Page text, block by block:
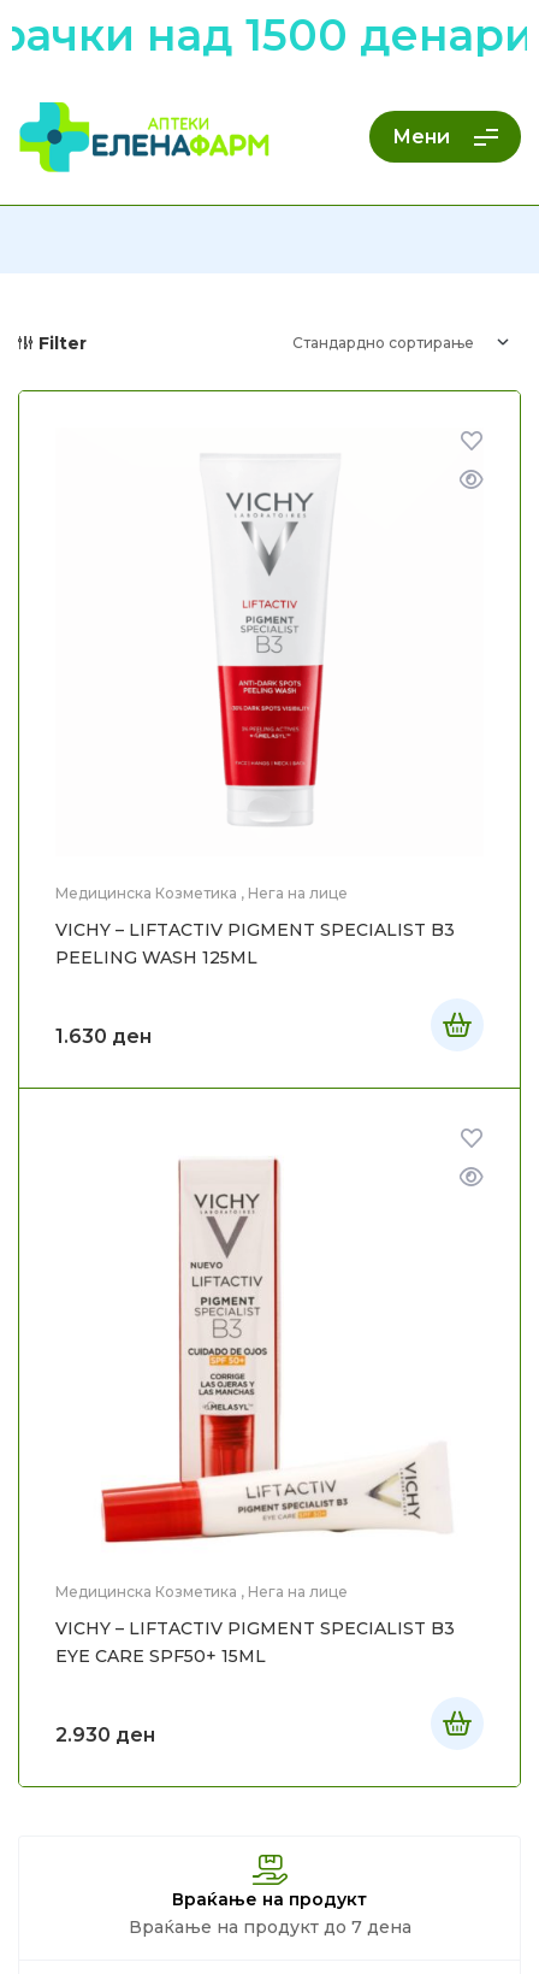
над 1500 денари
Мени
Filter
Медицинска Козметика , Нега на лице
VICHY – LIFTACTIV PIGMENT SPECIALIST B3
PEELING WASH 125ML
1.630 ден
Медицинска Козметика , Нега на лице
VICHY – LIFTACTIV PIGMENT SPECIALIST B3
EYE CARE SPF50+ 15ML
2.930 ден
Враќање на продукт
Враќање на продукт до 7 дена